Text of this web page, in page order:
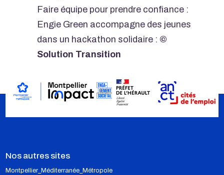
Faire équipe pour prendre confiance :
Engie Green accompagne des jeunes
dans un hackathon solidaire : ©
Solution Transition
Nos autres sites
Montpellier_Méditerranée_Métropole